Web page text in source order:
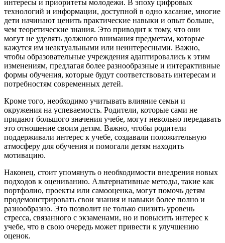
интересы и приоритеты молодежи. В эпоху цифровых
технологий и информации, доступной в одно касание, многие
дети начинают ценить практические навыки и опыт больше,
чем теоретические знания. Это приводит к тому, что они
могут не уделять должного внимания предметам, которые
кажутся им неактуальными или неинтересными. Важно,
чтобы образовательные учреждения адаптировались к этим
изменениям, предлагая более разнообразные и интерактивные
формы обучения, которые будут соответствовать интересам и
потребностям современных детей.
Кроме того, необходимо учитывать влияние семьи и
окружения на успеваемость. Родители, которые сами не
придают большого значения учебе, могут невольно передавать
это отношение своим детям. Важно, чтобы родители
поддерживали интерес к учебе, создавали положительную
атмосферу для обучения и помогали детям находить
мотивацию.
Наконец, стоит упомянуть о необходимости внедрения новых
подходов к оцениванию. Альтернативные методы, такие как
портфолио, проекты или самооценка, могут помочь детям
продемонстрировать свои знания и навыки более полно и
разнообразно. Это позволит не только снизить уровень
стресса, связанного с экзаменами, но и повысить интерес к
учебе, что в свою очередь может привести к улучшению
оценок.